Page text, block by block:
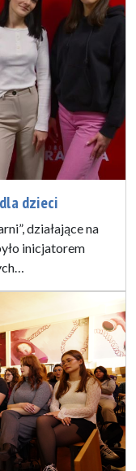
dzieci
działające na
inicjatorem